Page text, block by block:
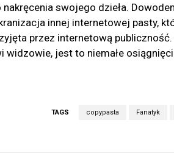
swojego dzieła.
innej internetowej pasty,
przez internetową
widzowie, jest to niemałe
TAGS copypasta Fanatyk